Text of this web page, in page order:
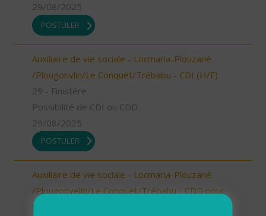
29/08/2025
POSTULER
Auxiliaire de vie sociale - Locmaria-Plouzané
/Plougonvlin/Le Conquet/Trébabu - CDI (H/F)
29 - Finistère
Possibilité de CDI ou CDD
29/08/2025
POSTULER
Auxiliaire de vie sociale - Locmaria-Plouzané
/Plougonvelin/Le Conquet/Trébabu - CDD pour
Septembre (H/F)